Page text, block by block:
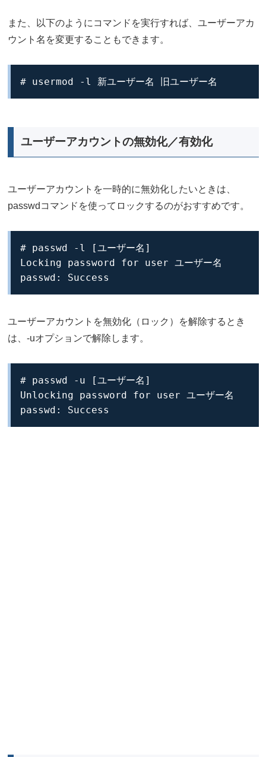
また、以下のようにコマンドを実行すれば、ユーザーアカ
ウント名を変更することもできます。
# usermod -l 新ユーザー名 旧ユーザー名
ユーザーアカウントの無効化／有効化
ユーザーアカウントを一時的に無効化したいときは、
passwdコマンドを使ってロックするのがおすすめです。
# passwd -l [ユーザー名]
Locking password for user ユーザー名
passwd: Success
ユーザーアカウントを無効化（ロック）を解除するとき
は、-uオプションで解除します。
# passwd -u [ユーザー名]
Unlocking password for user ユーザー名
passwd: Success